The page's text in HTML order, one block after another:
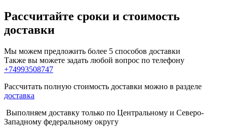
Рассчитайте сроки и стоимость
доставки
Мы можем предложить более 5 способов доставки
Также вы можете задать любой вопрос по телефону
+74993508747
Рассчитать полную стоимость доставки можно в разделе
доставка
Выполняем доставку только по Центральному и Северо-
Западному федеральному округу